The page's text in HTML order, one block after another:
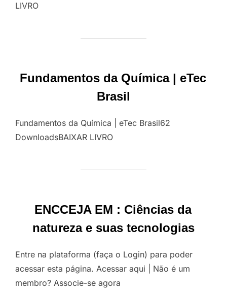
LIVRO
Fundamentos da Química | eTec
Brasil
Fundamentos da Química | eTec Brasil62
DownloadsBAIXAR LIVRO
ENCCEJA EM : Ciências da
natureza e suas tecnologias
Entre na plataforma (faça o Login) para poder
acessar esta página. Acessar aqui | Não é um
membro? Associe-se agora